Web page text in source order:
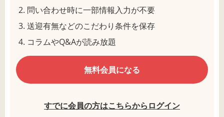
問い合わせ時に一部情報入力が不要
送迎有無などのこだわり条件を保存
コラムやQ&Aが読み放題
無料会員になる
すでに会員の方はこちらからログイン